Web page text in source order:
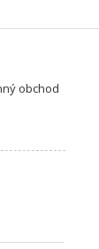
obchod